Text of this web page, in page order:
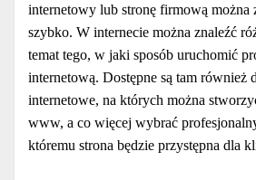
internetowy lub stronę firmową można
szybko. W internecie można znaleźć
temat tego, w jaki sposób uruchomić
internetową. Dostępne są tam również
internetowe, na których można
www, a co więcej wybrać
któremu strona będzie przystępna dla